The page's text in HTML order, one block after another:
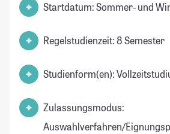
Startdatum: Sommer- und
Regelstudienzeit: 8 Semester
Studienform(en):
Zulassungsmodus:
Auswahlverfahren/